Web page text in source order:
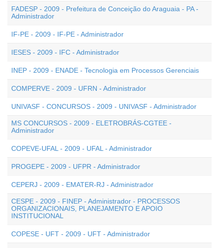
FADESP - 2009 - Prefeitura de Conceição do Araguaia - PA -
Administrador
IF-PE - 2009 - IF-PE - Administrador
IESES - 2009 - IFC - Administrador
INEP - 2009 - ENADE - Tecnologia em Processos Gerenciais
COMPERVE - 2009 - UFRN - Administrador
UNIVASF - CONCURSOS - 2009 - UNIVASF - Administrador
MS CONCURSOS - 2009 - ELETROBRÁS-CGTEE -
Administrador
COPEVE-UFAL - 2009 - UFAL - Administrador
PROGEPE - 2009 - UFPR - Administrador
CEPERJ - 2009 - EMATER-RJ - Administrador
CESPE - 2009 - FINEP - Administrador - PROCESSOS
ORGANIZACIONAIS, PLANEJAMENTO E APOIO
INSTITUCIONAL
COPESE - UFT - 2009 - UFT - Administrador